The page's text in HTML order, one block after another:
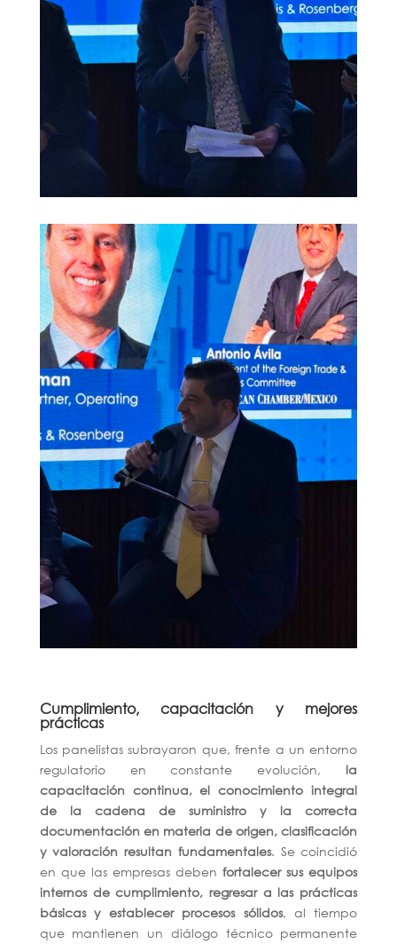
Cumplimiento, capacitación y mejores
prácticas
Los panelistas subrayaron que, frente a un entorno
regulatorio en constante evolución, la
capacitación continua, el conocimiento integral
de la cadena de suministro y la correcta
documentación en materia de origen, clasificación
y valoración resultan fundamentales. Se coincidió
en que las empresas debenfortalecer sus equipos
internos de cumplimiento, regresar a las prácticas
básicas y establecer procesos sólidos, al tiempo
que mantienen un diálogo técnico permanente